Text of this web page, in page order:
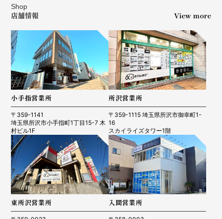
Shop
店舗情報 View more
小手指営業所
〒359-1141
埼玉県所沢市小手指町1丁目15-7 木
村ビル1F
所沢営業所
〒359-1115 埼玉県所沢市御幸町1-
16
スカイライズタワー1階
東所沢営業所 入間営業所